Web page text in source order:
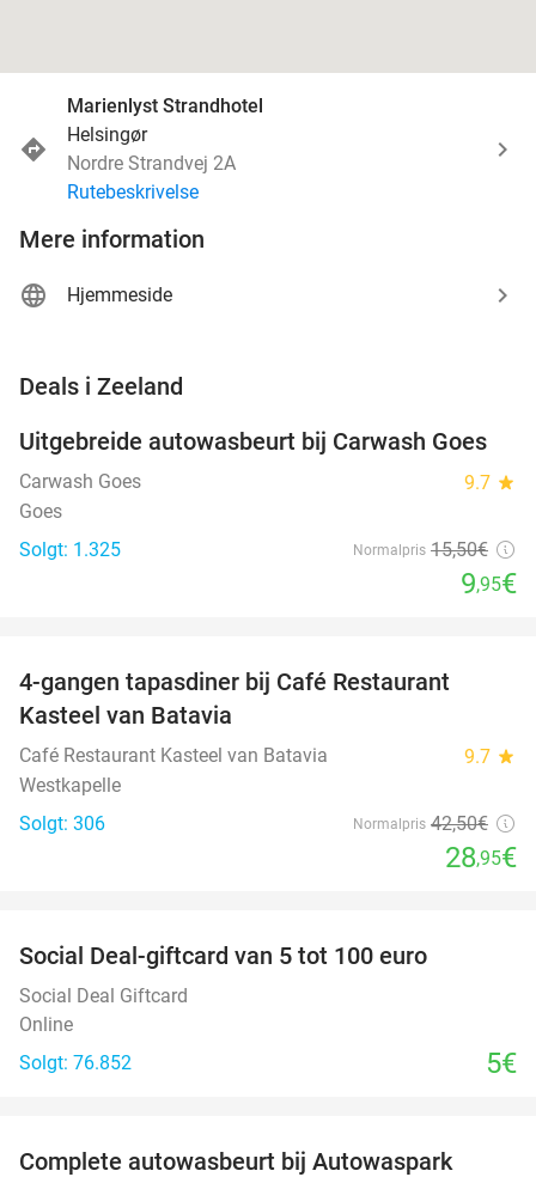
Marienlyst Strandhotel
Helsingør
Nordre Strandvej 2A
Rutebeskrivelse
Mere information
Hjemmeside
Deals i Zeeland
36%
Uitgebreide autowasbeurt bij Carwash Goes
Carwash Goes 9.7 star
Goes
Solgt: 1.325
Normalpris 15,50€
9,95€
4-gangen tapasdiner bij Café Restaurant
Kasteel van Batavia
Café Restaurant Kasteel van Batavia 9.7 star
Westkapelle
Solgt: 306
Normalpris 42,50€
28,95€
Social Deal-giftcard van 5 tot 100 euro
Social Deal Giftcard
Online
Solgt: 76.852
5€
Complete autowasbeurt bij Autowaspark